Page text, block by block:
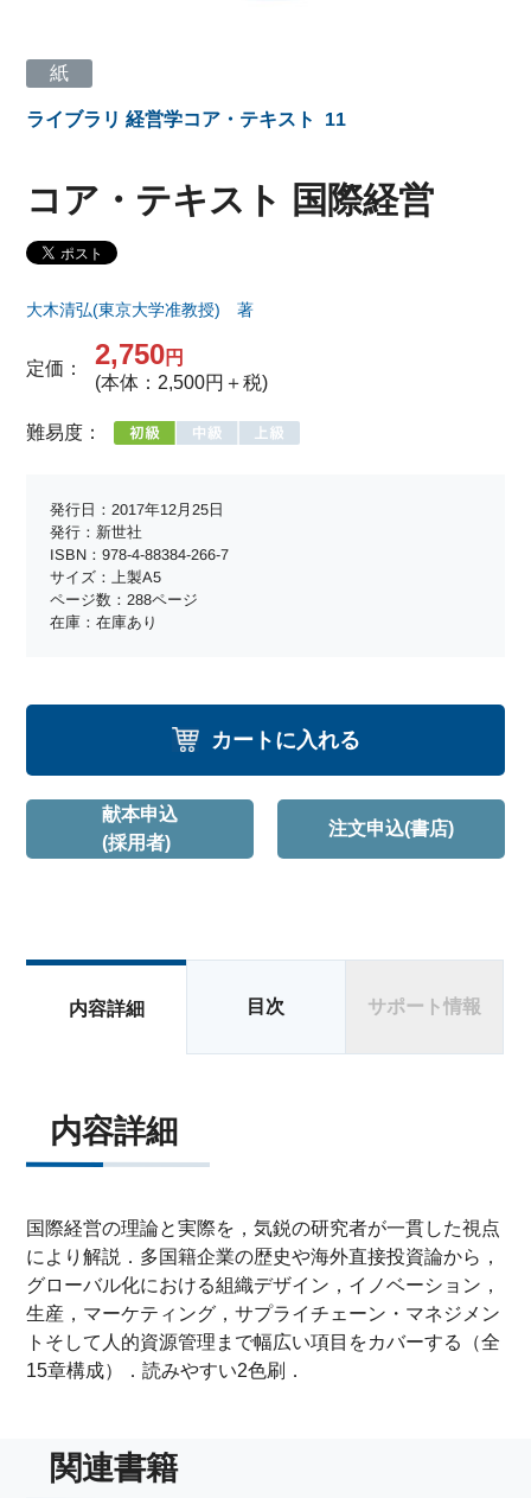
紙
ライブラリ 経営学コア・テキスト 11
コア・テキスト 国際経営
大木清弘(東京大学准教授) 著
定価： 2,750円
(本体：2,500円＋税)
難易度：
発行日：2017年12月25日
発行：新世社
ISBN：978-4-88384-266-7
サイズ：上製A5
ページ数：288ページ
在庫：在庫あり
カートに入れる
献本申込
(採用者)
注文申込(書店)
内容詳細 目次 サポート情報
内容詳細
国際経営の理論と実際を，気鋭の研究者が一貫した視点
により解説．多国籍企業の歴史や海外直接投資論から，
グローバル化における組織デザイン，イノベーション，
生産，マーケティング，サプライチェーン・マネジメン
トそして人的資源管理まで幅広い項目をカバーする（全
15章構成）．読みやすい2色刷．
関連書籍